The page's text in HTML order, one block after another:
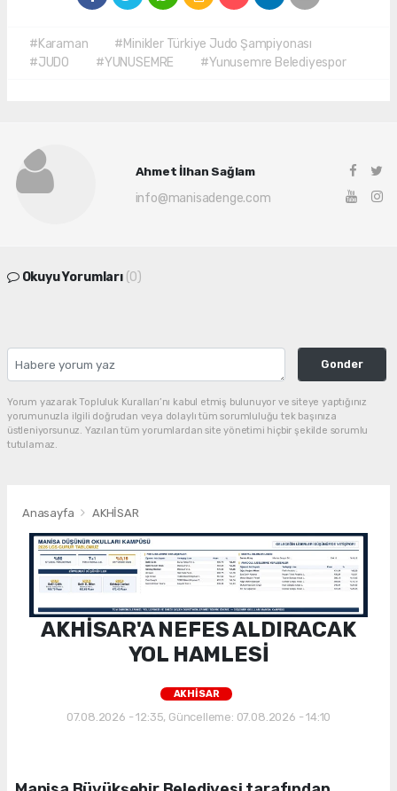
#Karaman
#Minikler Türkiye Judo Şampiyonası
#JUDO
#YUNUSEMRE #Yunusemre Belediyespor
Ahmet İlhan Sağlam
info@manisadenge.com
Okuyu Yorumları (0)
Gonder
Yorum yazarak Topluluk Kuralları’nı kabul etmiş bulunuyor ve siteye yaptığınız
yorumunuzla ilgili doğrudan veya dolaylı tüm sorumluluğu tek başınıza
üstleniyorsunuz. Yazılan tüm yorumlardan site yönetimi hiçbir şekilde sorumlu
tutulamaz.
Anasayfa AKHİSAR
AKHİSAR'A NEFES ALDIRACAK
YOL HAMLESİ
AKHİSAR
07.08.2026 - 12:35, Güncelleme: 07.08.2026 - 14:10